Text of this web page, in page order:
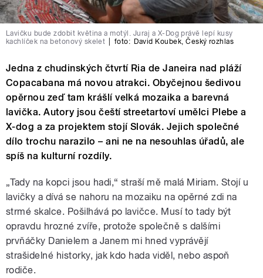
Lavičku bude zdobit květina a motýl. Juraj a X-Dog právě lepí kusy
kachlíček na betonový skelet
foto: David Koubek ,Český rozhlas
Jedna z chudinských čtvrtí Ria de Janeira nad pláží
Copacabana má novou atrakci. Obyčejnou šedivou
opěrnou zeď tam krášlí velká mozaika a barevná
lavička. Autory jsou čeští streetartoví umělci Plebe a
X-dog a za projektem stojí Slovák. Jejich společné
dílo trochu narazilo – ani ne na nesouhlas úřadů, ale
spíš na kulturní rozdíly.
„Tady na kopci jsou hadi,“ straší mě malá Miriam. Stojí u
lavičky a dívá se nahoru na mozaiku na opěrné zdi na
strmé skalce. Pošilhává po lavičce. Musí to tady být
opravdu hrozné zvíře, protože společně s dalšími
prvňáčky Danielem a Janem mi hned vyprávějí
strašidelné historky, jak kdo hada viděl, nebo aspoň
rodiče.